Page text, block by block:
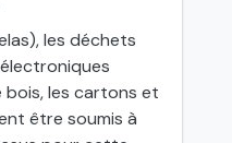
les déchets
bois, les cartons et
être soumis à